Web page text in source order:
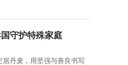
守护特殊家庭
丹麦，用坚强与善良书写